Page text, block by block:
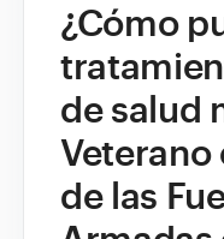
NAMI
¿Cómo
de salud
de las